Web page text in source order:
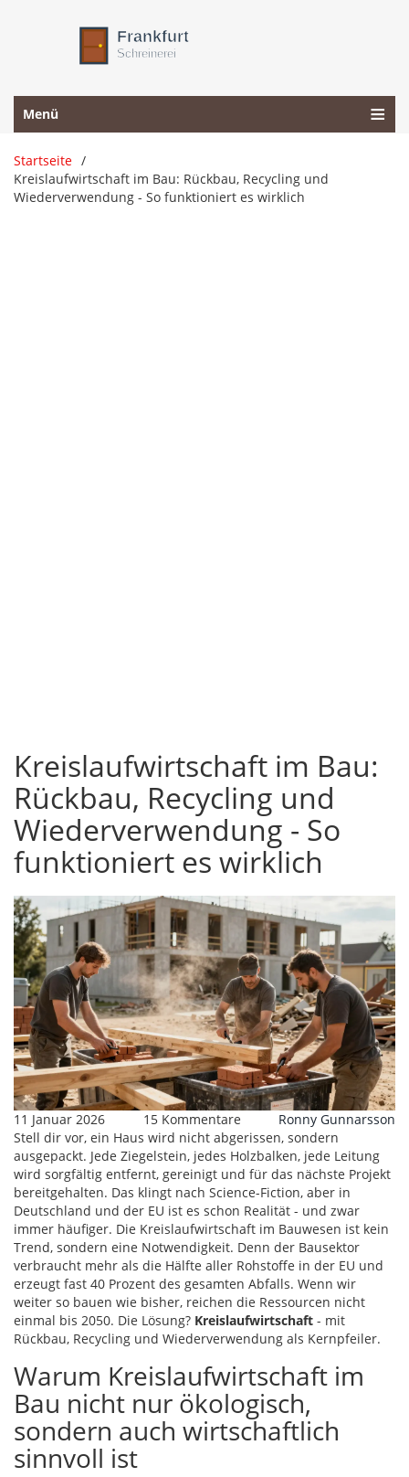
Menü
Startseite
Kreislaufwirtschaft im Bau: Rückbau, Recycling und
Wiederverwendung - So funktioniert es wirklich
Kreislaufwirtschaft im Bau:
Rückbau, Recycling und
Wiederverwendung - So
funktioniert es wirklich
11 Januar 2026 15 Kommentare
Ronny Gunnarsson
Stell dir vor, ein Haus wird nicht abgerissen, sondern
ausgepackt. Jede Ziegelstein, jedes Holzbalken, jede Leitung
wird sorgfältig entfernt, gereinigt und für das nächste Projekt
bereitgehalten. Das klingt nach Science-Fiction, aber in
Deutschland und der EU ist es schon Realität - und zwar
immer häufiger. Die Kreislaufwirtschaft im Bauwesen ist kein
Trend, sondern eine Notwendigkeit. Denn der Bausektor
verbraucht mehr als die Hälfte aller Rohstoffe in der EU und
erzeugt fast 40 Prozent des gesamten Abfalls. Wenn wir
weiter so bauen wie bisher, reichen die Ressourcen nicht
einmal bis 2050. Die Lösung? Kreislaufwirtschaft - mit
Rückbau, Recycling und Wiederverwendung als Kernpfeiler.
Warum Kreislaufwirtschaft im
Bau nicht nur ökologisch,
sondern auch wirtschaftlich
sinnvoll ist